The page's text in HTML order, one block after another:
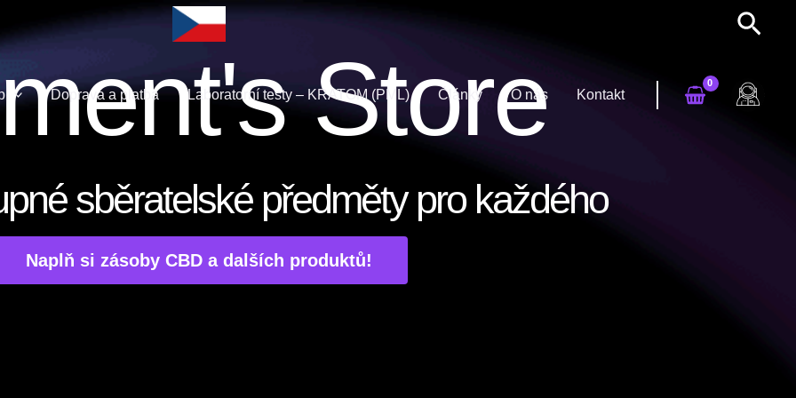
Doprava a platba Laboratorní testy – KRATOM​ (PML) Články O nás Kontakt
Store
sběratelské předměty pro každého
Naplň si zásoby CBD a dalších produktů!